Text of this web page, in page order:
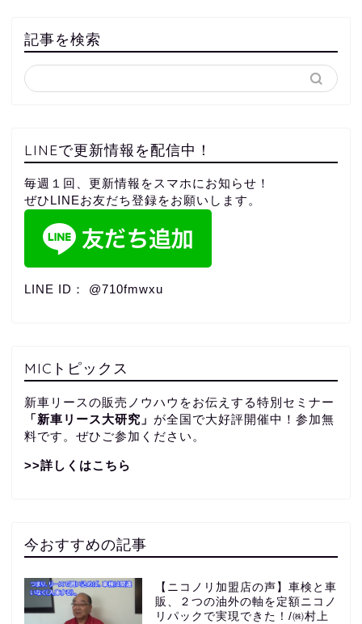
記事を検索
LINEで更新情報を配信中！
毎週１回、更新情報をスマホにお知らせ！
ぜひLINEお友だち登録をお願いします。
LINE ID： @710fmwxu
MICトピックス
新車リースの販売ノウハウをお伝えする特別セミナー
「新車リース大研究」 が全国で大好評開催中！参加無
料です。ぜひご参加ください。
>>詳しくはこちら
今おすすめの記事
【ニコノリ加盟店の声】車検と車
販、２つの油外の軸を定額ニコノ
リパックで実現できた！/㈱村上